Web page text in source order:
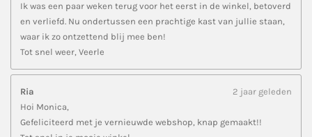
Ik was een paar weken terug voor het eerst in de winkel, betoverd
en verliefd. Nu ondertussen een prachtige kast van jullie staan,
waar ik zo ontzettend blij mee ben!
Tot snel weer, Veerle
Ria
2 jaar geleden
Hoi Monica,
Gefeliciteerd met je vernieuwde webshop, knap gemaakt!!